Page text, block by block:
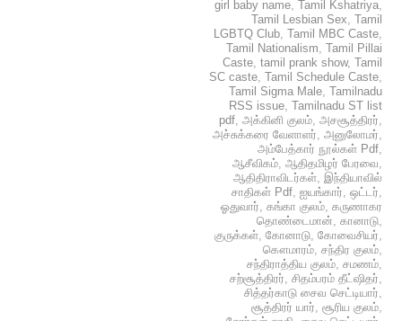
girl baby name, Tamil Kshatriya,
Tamil Lesbian Sex, Tamil
LGBTQ Club, Tamil MBC Caste,
Tamil Nationalism, Tamil Pillai
Caste, tamil prank show, Tamil
SC caste, Tamil Schedule Caste,
Tamil Sigma Male, Tamilnadu
RSS issue, Tamilnadu ST list
pdf, அக்கினி குலம், அசசூத்திரர்,
அச்சுக்கரை வேளாளர், அனுலோமர்,
அம்பேத்கார் நூல்கள் Pdf,
ஆசீவிகம், ஆதிதமிழர் பேரவை,
ஆதிதிராவிடர்கள், இந்தியாவில்
சாதிகள் Pdf, ஐயங்கார், ஒட்டர்,
ஓதுவார், கங்கா குலம், கருணாகர
தொண்டைமான், கானாடு,
குருக்கள், கோனாடு, கோவைசியர்,
கௌமாரம், சந்திர குலம்,
சந்திராத்திய குலம், சமணம்,
சற்சூத்திரர், சிதம்பரம் தீட்ஷிதர்,
சித்தர்காடு சைவ செட்டியார்,
சூத்திரர் யார், சூரிய குலம்,